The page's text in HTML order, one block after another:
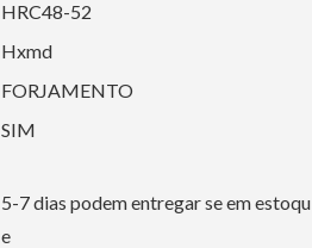
HRC48-52
Hxmd
FORJAMENTO
SIM
5-7 dias podem entregar se em estoqu
e